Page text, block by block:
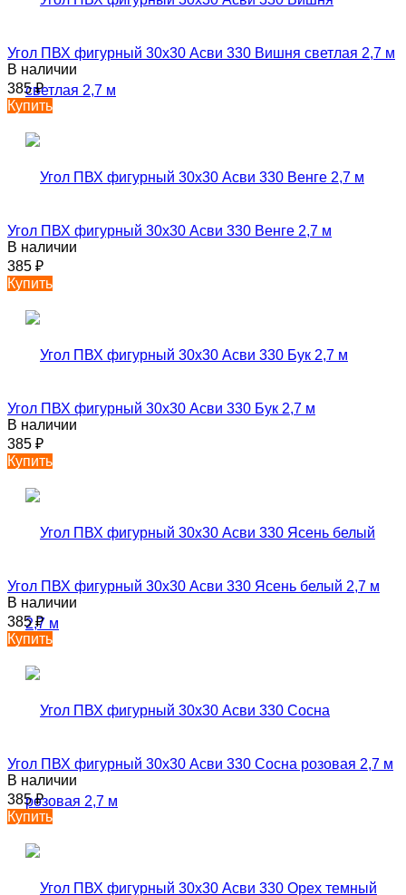
Угол ПВХ фигурный 30х30 Асви 330 Вишня светлая 2,7 м
В наличии
385₽
Купить
Угол ПВХ фигурный 30х30 Асви 330 Венге 2,7 м
В наличии
385 ₽
Купить
Угол ПВХ фигурный 30х30 Асви 330 Бук 2,7 м
В наличии
385 ₽
Купить
Угол ПВХ фигурный 30х30 Асви 330 Ясень белый 2,7 м
В наличии
385₽
Купить
Угол ПВХ фигурный 30х30 Асви 330 Сосна розовая 2,7 м
В наличии
385₽
Купить